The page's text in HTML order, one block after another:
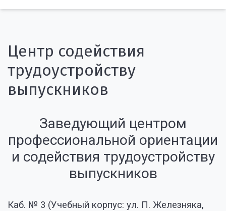
Центр содействия
трудоустройству
выпускников
Заведующий центром
профессиональной ориентации
и содействия трудоустройству
выпускников
Каб. № 3 (Учебный корпус: ул. П. Железняка,